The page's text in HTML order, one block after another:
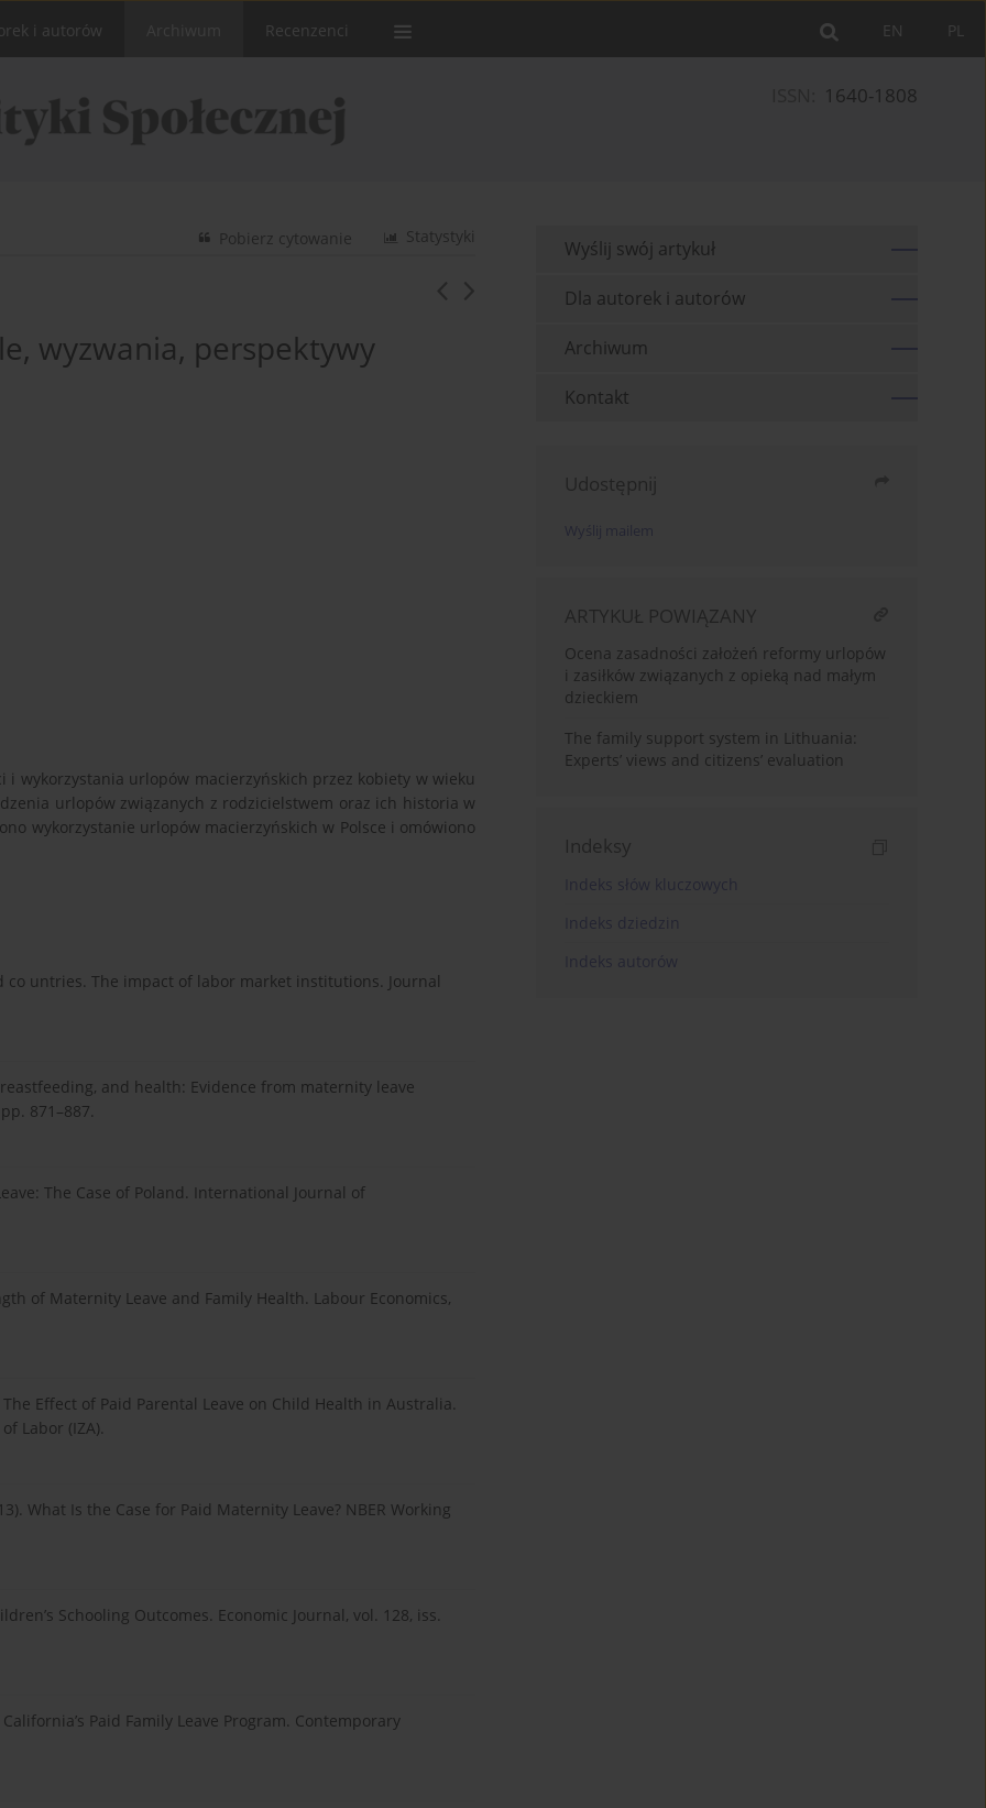
PL
EN
i autorów Recenzenci
1640-1808
Statystyki
Pobierz cytowanie
wyzwania, perspektywy
wykorzystania urlopów macierzyńskich przez kobiety w wieku
urlopów związanych z rodzicielstwem oraz ich historia w
wykorzystanie urlopów macierzyńskich w Polsce i omówiono
untries. The impact of labor market institutions. Journal
and health: Evidence from maternity leave
871–887.
The Case of Poland. International Journal of
of Maternity Leave and Family Health. Labour Economics,
Effect of Paid Parental Leave on Child Health in Australia.
Labor (IZA).
What Is the Case for Paid Maternity Leave? NBER Working
Schooling Outcomes. Economic Journal, vol. 128, iss.
Paid Family Leave Program. Contemporary
Wyślij swój artykuł
Dla autorek i autorów
Archiwum
Kontakt
Udostępnij
Wyślij mailem
ARTYKUŁ POWIĄZANY
Ocena zasadności założeń reformy urlopów
i zasiłków związanych z opieką nad małym
dzieckiem
The family support system in Lithuania:
Experts’ views and citizens’ evaluation
Indeksy
Indeks słów kluczowych
Indeks dziedzin
Indeks autorów